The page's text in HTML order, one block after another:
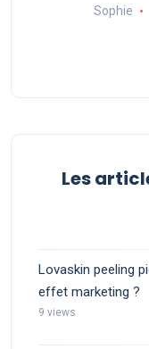
Sophie
Les
Lovaskin peeling
effet marketing ?
9 views